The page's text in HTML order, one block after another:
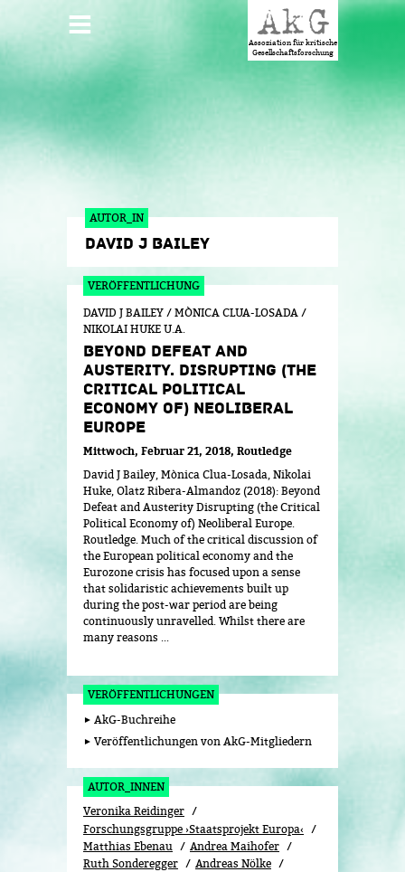
HAUPTMENÜ
Assoziation für kritische
Gesellschaftsforschung
AUTOR_IN
DAVID J BAILEY
DAVID J BAILEY / MÒNICA CLUA-LOSADA /
NIKOLAI HUKE U.A.
BEYOND DEFEAT AND
AUSTERITY. DISRUPTING (THE
CRITICAL POLITICAL
ECONOMY OF) NEOLIBERAL
EUROPE
Mittwoch, Februar 21, 2018 Routledge
David J Bailey, Mònica Clua-Losada, Nikolai
Huke, Olatz Ribera-Almandoz (2018): Beyond
Defeat and Austerity Disrupting (the Critical
Political Economy of) Neoliberal Europe.
Routledge. Much of the critical discussion of
the European political economy and the
Eurozone crisis has focused upon a sense
that solidaristic achievements built up
during the post-war period are being
continuously unravelled. Whilst there are
many reasons ...
VERÖFFENTLICHUNGEN
AkG-Buchreihe
Veröffentlichungen von AkG-Mitgliedern
AUTOR_INNEN
Veronika Reidinger
Forschungsgruppe ›Staatsprojekt Europa‹
Matthias Ebenau
Andrea Maihofer
Ruth Sonderegger
Andreas Nölke